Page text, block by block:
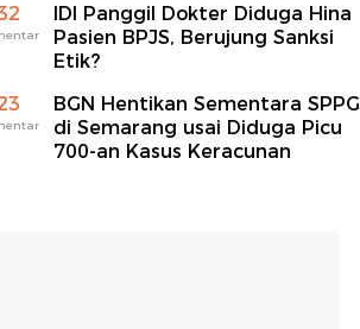
IDI Panggil Dokter Diduga Hina
Pasien BPJS, Berujung Sanksi
Etik?
BGN Hentikan Sementara SPPG
di Semarang usai Diduga Picu
700-an Kasus Keracunan